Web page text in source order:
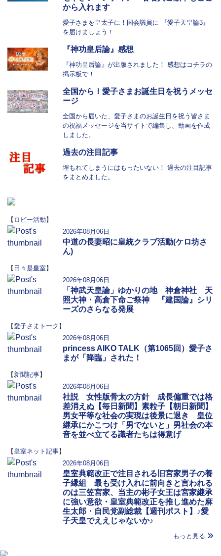
から入れます
愛子さまを皇太子に！国会議員に 『愛子天皇論3』
を届けましょう！
『神功皇后論』感想
『神功皇后論』が出版されました！ 感想はコチラの
掲示板で！
全国から！愛子さまお誕生日を祝うメッセ
ージ
全国から届いた、愛子さまのお誕生日を祝う皆さま
の祝福メッセージを当サイトで編集し、動画を作成
しました。
過去の注目記事
埋もれてしまうにはもったいない！ 過去の注目記事
をまとめました。
【 ロビー活動】
2026年08月06日
中道の長妻昭に皇統クラブ活動(ケロ坊さ
ん)
【 日々是皇室】
2026年08月06日
「神武天皇論」ゆかりの地 神倉神社 天
照大神・高倉下命ご祭神 『建国論』シリ
ーズのさらなる発展
【愛子さまトーク 】
2026年08月06日
princess AIKO TALK（第1065回）愛子さ
まが「降臨」された！
【新聞記事】
2026年08月06日
社説 女性版骨太の方針 成長偏重では格
差消えぬ【毎日新聞】素粒子【朝日新聞】
男女平等な社会の実現は後景に退き 皇位
継承にかこつけ「男でないと」男社会の本
音を並べ立てる識者たちは得意げ
【皇室ネット記事】
2026年08月06日
皇室典範改正で注目される旧宮家男子の養
子縁組 最も受け入れに前向きと言われる
のは三笠宮家、当主の彬子女王は宮家継承
に強い意欲・皇室典範改正を推し進めた麻
生太郎・自民党副総裁【週刊ポスト】♪愛
子天皇でええじゃないか♪
もっと見る